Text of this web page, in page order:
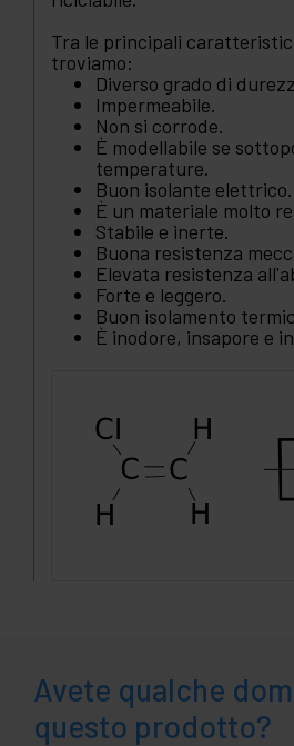
Tra le principali
troviamo:
Diverso grado di
Impermeabile.
Non si corrode.
È modellabile se
temperature.
Buon isolante elettrico.
È un materiale molto
Stabile e inerte.
Buona resistenza
Elevata resistenza
Forte e leggero.
Buon isolamento
È inodore, insapore e
Avete qualche
questo prodotto?